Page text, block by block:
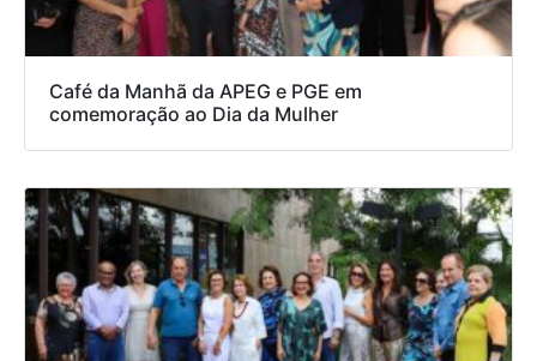
Café da Manhã da APEG e PGE em
comemoração ao Dia da Mulher